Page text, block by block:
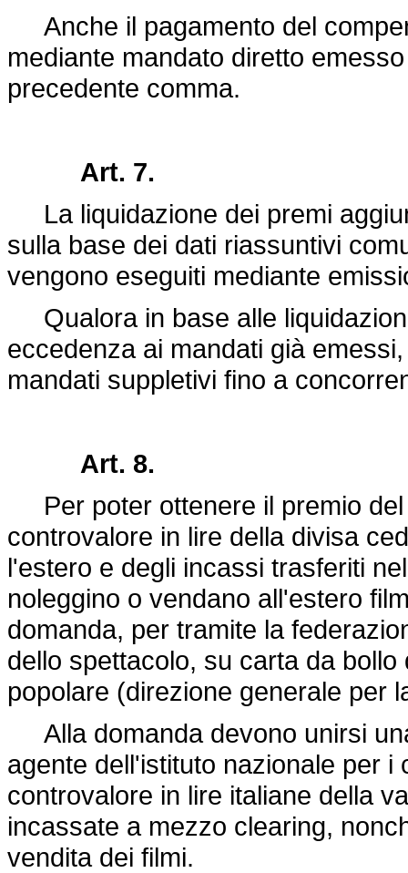
Anche il pagamento del
mediante mandato diretto
precedente comma.
Art. 7.
La liquidazione dei premi
sulla base dei dati riassuntivi
vengono eseguiti mediante
Qualora in base alle
eccedenza ai mandati già
mandati suppletivi fino a
Art. 8.
Per poter ottenere il premio del
controvalore in lire della divisa
l'estero e degli incassi trasferiti
noleggino o vendano all'estero
domanda, per tramite la
dello spettacolo, su carta da
popolare (direzione generale per
Alla domanda devono unirsi
agente dell'istituto nazionale per
controvalore in lire italiane della
incassate a mezzo clearing,
vendita dei filmi.